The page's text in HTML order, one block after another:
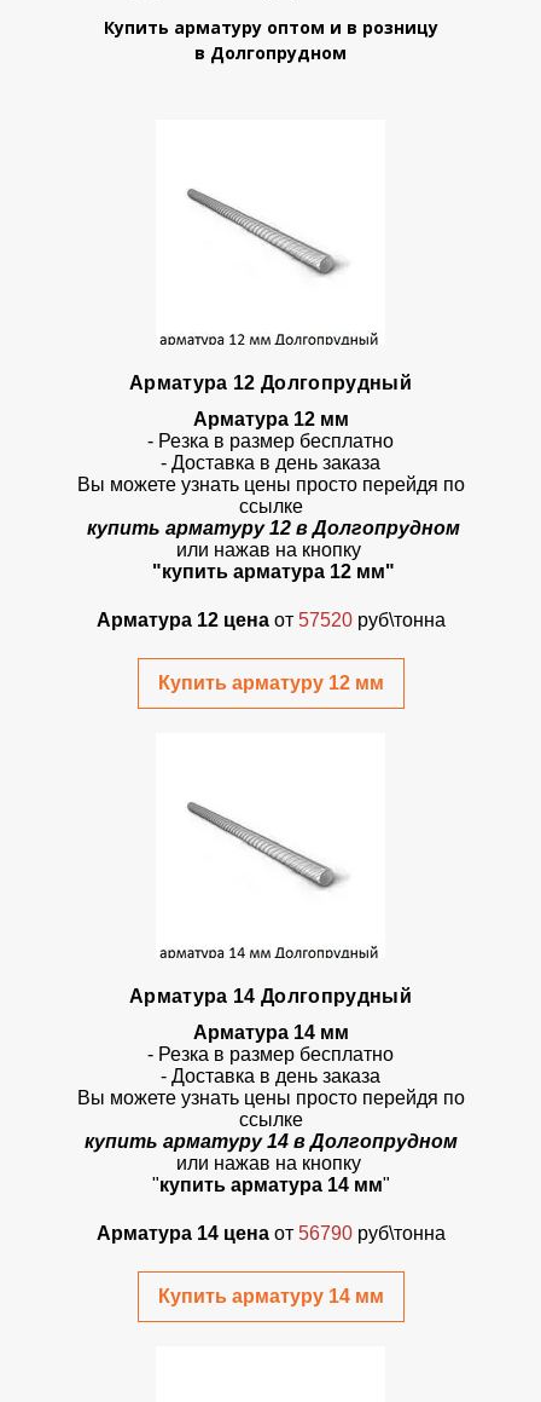
Купить арматуру оптом и в розницу
в Долгопрудном
Арматура 12 Долгопрудный
Арматура 12 мм
- Резка в размер бесплатно
- Доставка в день заказа
Вы можете узнать цены просто перейдя по
ссылке
купить арматуру 12 в Долгопрудном
или нажав на кнопку
"купить арматура 12 мм"
Арматура 12 цена от 57520 руб\тонна
Купить арматуру 12 мм
Арматура 14 Долгопрудный
Арматура 14 мм
- Резка в размер бесплатно
- Доставка в день заказа
Вы можете узнать цены просто перейдя по
ссылке
купить арматуру 14 в Долгопрудном
или нажав на кнопку
"купить арматура 14 мм"
Арматура 14 цена от 56790 руб\тонна
Купить арматуру 14 мм